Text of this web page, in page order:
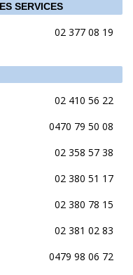
SERVICES
02 377 08 19
02 410 56 22
0470 79 50 08
02 358 57 38
02 380 51 17
02 380 78 15
02 381 02 83
0479 98 06 72